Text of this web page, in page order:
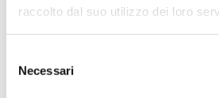
raccolto dal suo utilizzo dei loro
delNecessari
quasi 400mila tonnellate (>12%
nazionale). Di queste
gestite circa 2,9 milioni: il
discarica, solo il 40% è stato